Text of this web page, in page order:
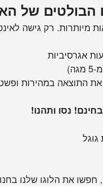
הבולטים של
מיותרות. רק גישה
אגרסיביות
התוצאה במהירות
נסו ותהנו!
חפשו את הלוגו שלנו